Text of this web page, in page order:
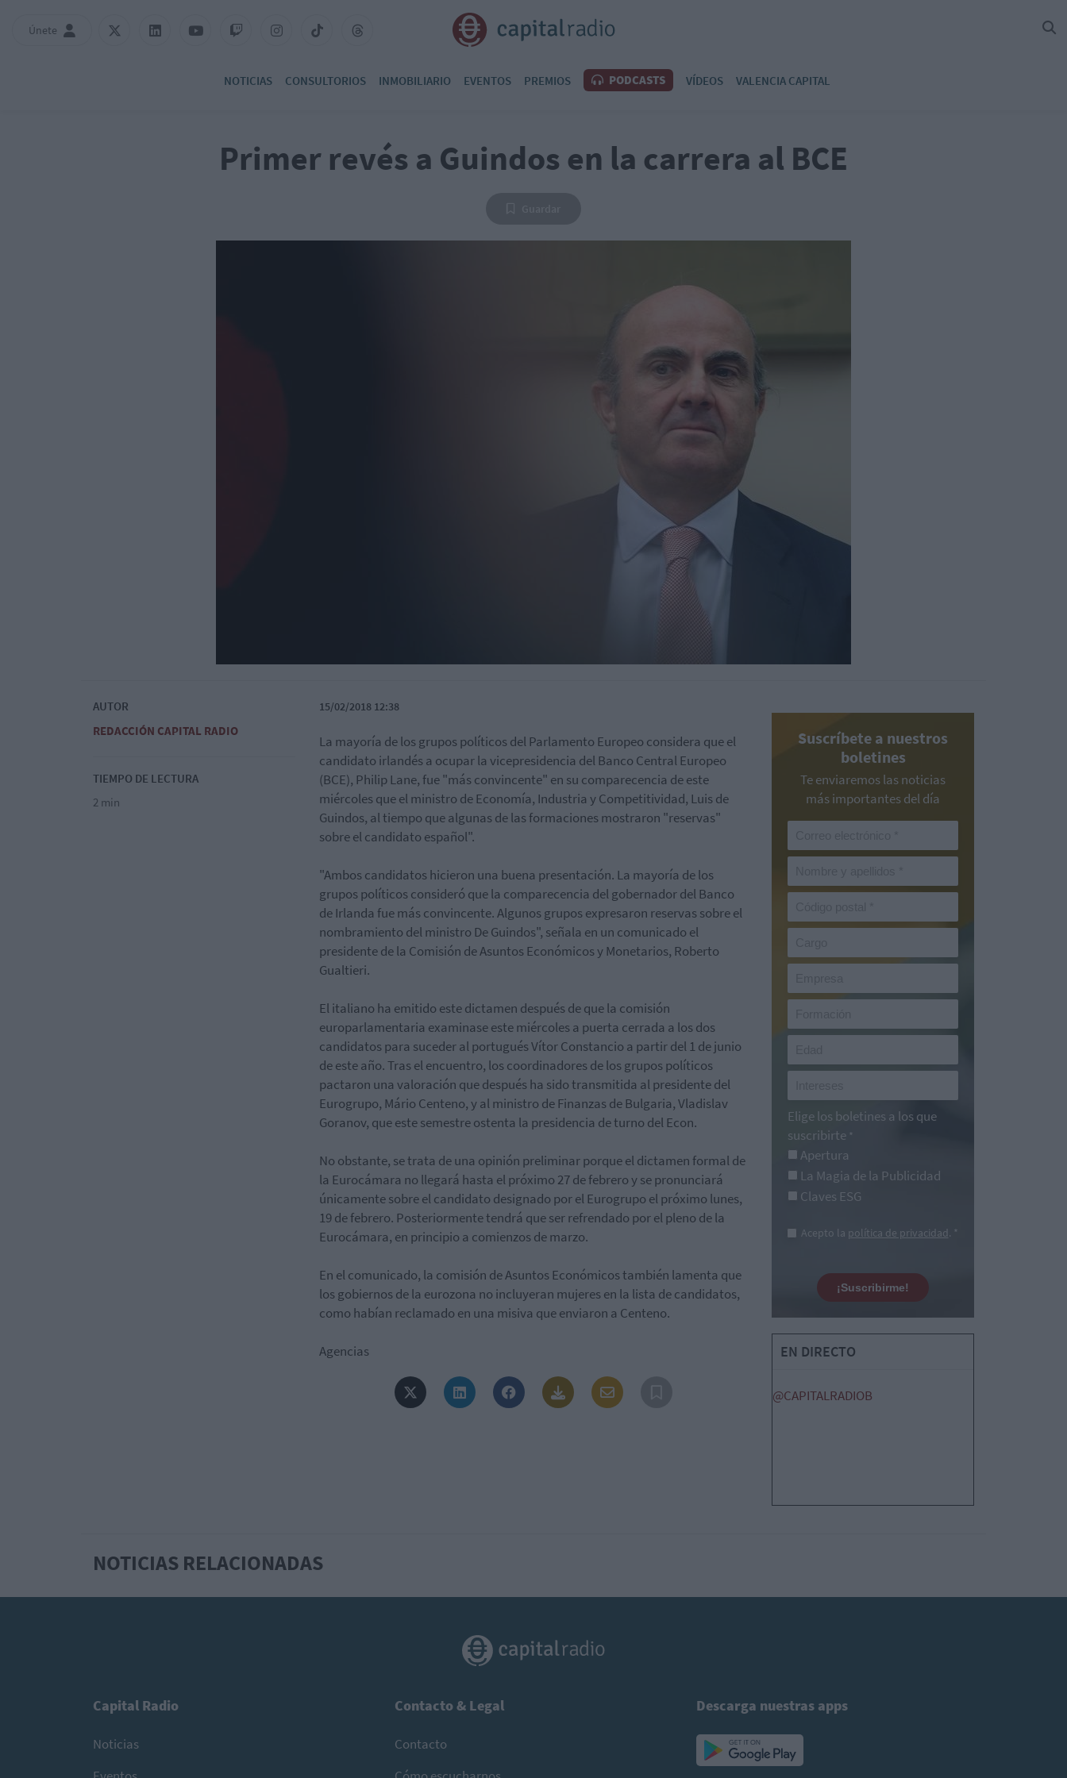
Únete
NOTICIAS CONSULTORIOS INMOBILIARIO EVENTOS PREMIOS PODCASTS VÍDEOS VALENCIA CAPITAL
Primer revés a Guindos en la carrera al BCE
AUTOR
REDACCIÓN CAPITAL RADIO
TIEMPO DE LECTURA
2 min
15/02/2018 12:38
La mayoría de los grupos políticos del Parlamento Europeo considera que el
candidato irlandés a ocupar la vicepresidencia del Banco Central Europeo
(BCE), Philip Lane, fue "más convincente" en su comparecencia de este
miércoles que el ministro de Economía, Industria y Competitividad, Luis de
Guindos, al tiempo que algunas de las formaciones mostraron "reservas"
sobre el candidato español".
"Ambos candidatos hicieron una buena presentación. La mayoría de los
grupos políticos consideró que la comparecencia del gobernador del Banco
de Irlanda fue más convincente. Algunos grupos expresaron reservas sobre el
nombramiento del ministro De Guindos", señala en un comunicado el
presidente de la Comisión de Asuntos Económicos y Monetarios, Roberto
Gualtieri.
El italiano ha emitido este dictamen después de que la comisión
europarlamentaria examinase este miércoles a puerta cerrada a los dos
candidatos para suceder al portugués Vítor Constancio a partir del 1 de junio
de este año. Tras el encuentro, los coordinadores de los grupos políticos
pactaron una valoración que después ha sido transmitida al presidente del
Eurogrupo, Mário Centeno, y al ministro de Finanzas de Bulgaria, Vladislav
Goranov, que este semestre ostenta la presidencia de turno del Econ.
No obstante, se trata de una opinión preliminar porque el dictamen formal de
la Eurocámara no llegará hasta el próximo 27 de febrero y se pronunciará
únicamente sobre el candidato designado por el Eurogrupo el próximo lunes,
19 de febrero. Posteriormente tendrá que ser refrendado por el pleno de la
Eurocámara, en principio a comienzos de marzo.
En el comunicado, la comisión de Asuntos Económicos también lamenta que
los gobiernos de la eurozona no incluyeran mujeres en la lista de candidatos,
como habían reclamado en una misiva que enviaron a Centeno.
Agencias
Suscríbete a nuestros
boletines
Te enviaremos las noticias
más importantes del día
Elige los boletines a los que
suscribirte *
Apertura
La Magia de la Publicidad
Claves ESG
Acepto la política de privacidad. *
¡Suscribirme!
EN DIRECTO
@CAPITALRADIOB
NOTICIAS RELACIONADAS
Capital Radio
Noticias
Contacto & Legal
Contacto
Descarga nuestras apps